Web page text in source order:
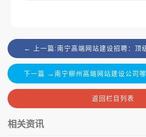
← 上一篇:南宁高端网站建设招聘：顶
下一篇 →南宁柳州高端网站建设公司
返回栏目列表
相关资讯